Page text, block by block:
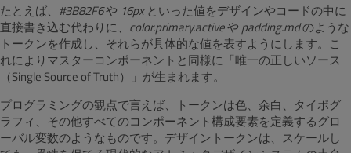
たとえば、 #3B82F6や 16pxといった値をデザインやコードの中に
直接書き込む代わりに、 color.primary.activeや padding.mdのような
トークンを作成し、それらが具体的な値を表すようにします。こ
れによりマスターコンポーネントと同様に「唯一の正しいソース
（Single Source of Truth）」が生まれます。
プログラミングの観点で言えば、トークンは色、余白、タイポグ
ラフィ、その他すべてのコンポーネント構成要素を定義するグロ
ーバル変数のようなものです。デザイントークンは、スケールし